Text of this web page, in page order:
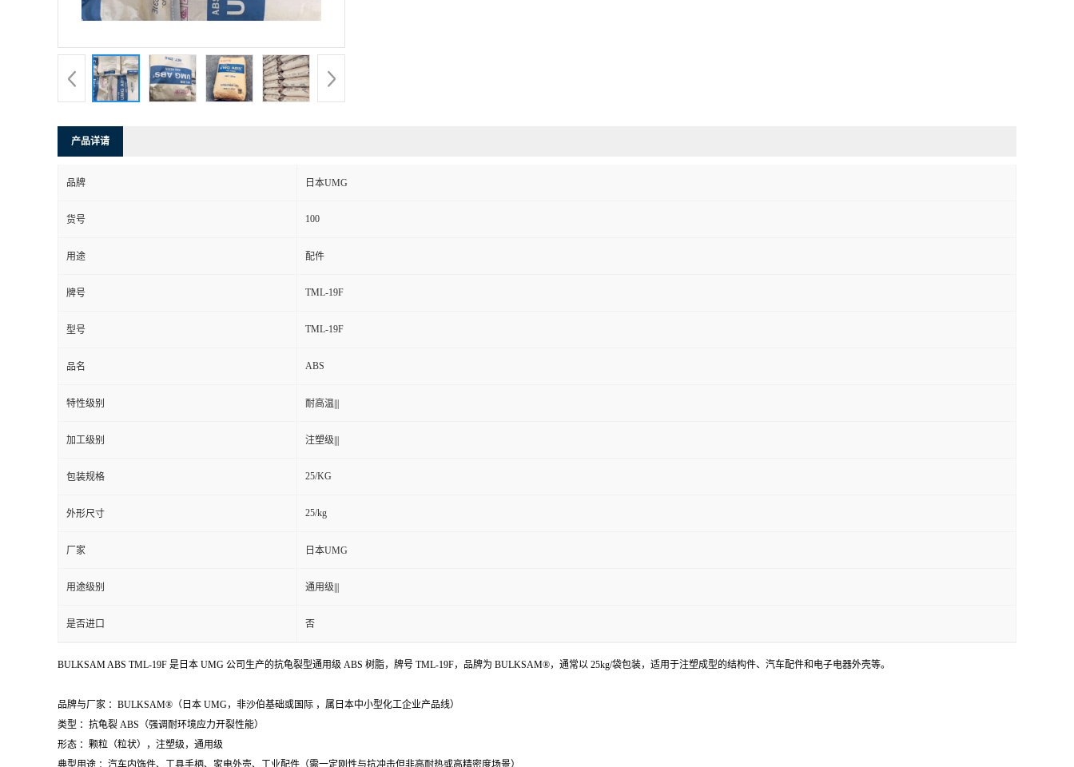
产品详请
品牌 日本UMG
货号 100
用途 配件
牌号 TML-19F
型号 TML-19F
品名 ABS
特性级别 耐高温|||
加工级别 注塑级|||
包装规格 25/KG
外形尺寸 25/kg
厂家 日本UMG
用途级别 通用级|||
是否进口 否
BULKSAM ABS TML-19F 是日本 UMG 公司生产的抗龟裂型通用级 ABS 树脂，牌号 TML-19F，品牌为 BULKSAM®，通常以 25kg/袋包装，适用于注塑成型的结构件、汽车配件和电子电器外壳等。
品牌与厂家 ：BULKSAM®（日本 UMG，非沙伯基础或国际 ，属日本中小型化工企业产品线）
类型 ：抗龟裂 ABS（强调耐环境应力开裂性能）
形态 ：颗粒（粒状），注塑级，通用级
典型用途 ：汽车内饰件、工具手柄、家电外壳、工业配件（需一定刚性与抗冲击但非高耐热或高精密度场景）